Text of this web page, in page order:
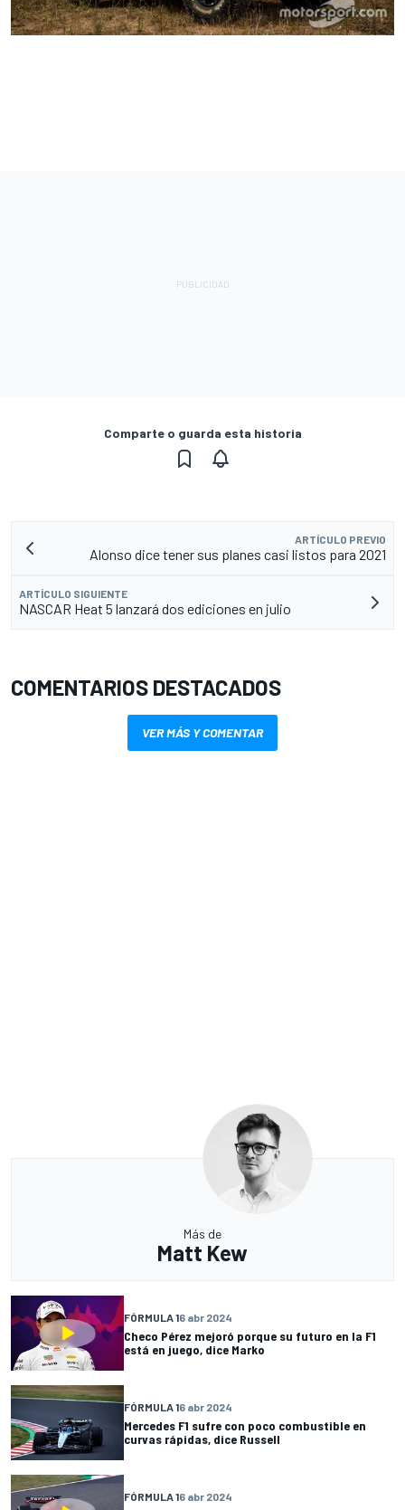
Comparte o guarda esta historia
ARTÍCULO PREVIO
Alonso dice tener sus planes casi listos para 2021
ARTÍCULO SIGUIENTE
NASCAR Heat 5 lanzará dos ediciones en julio
COMENTARIOS DESTACADOS
VER MÁS Y COMENTAR
Más de
Matt Kew
FÓRMULA 16 abr 2024
Checo Pérez mejoró porque su futuro en la F1
está en juego, dice Marko
FÓRMULA 16 abr 2024
Mercedes F1 sufre con poco combustible en
curvas rápidas, dice Russell
FÓRMULA 16 abr 2024